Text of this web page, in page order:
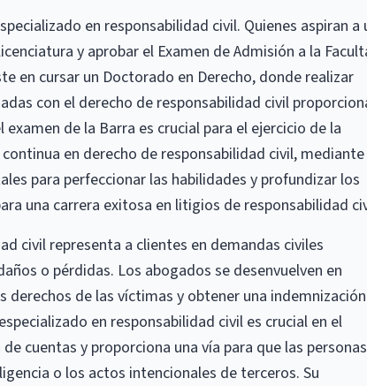
en responsabilidad civil. Quienes aspiran a
y aprobar el Examen de Admisión a la
en cursar un Doctorado en Derecho, donde realizar
con el derecho de responsabilidad civil
de la Barra es crucial para el ejercicio de la
en derecho de responsabilidad civil, mediante
para perfeccionar las habilidades y profundizar los
una carrera exitosa en litigios de responsabilidad
civil representa a clientes en demandas civiles
o pérdidas. Los abogados se desenvuelven en
de las víctimas y obtener una
en responsabilidad civil es crucial en el
cuentas y proporciona una vía para que las personas
o los actos intencionales de terceros. Su